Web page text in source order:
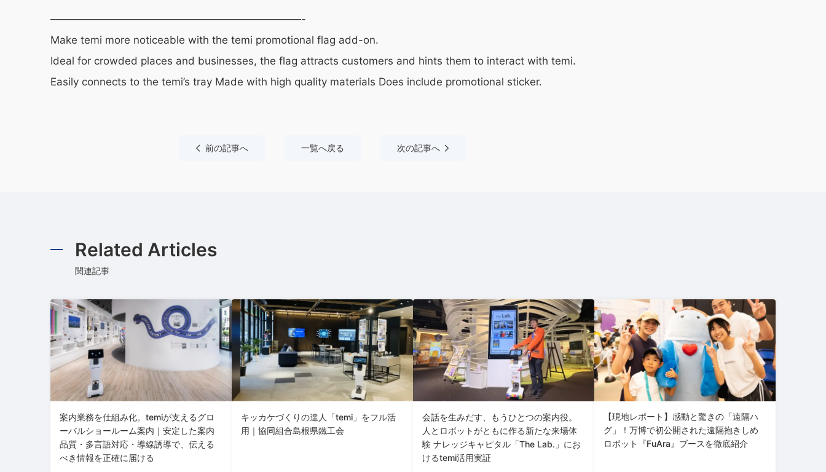
————————————————————————-
Make temi more noticeable with the temi promotional flag add-on.
Ideal for crowded places and businesses, the flag attracts customers and hints them to interact with temi.
Easily connects to the temi’s tray Made with high quality materials Does include promotional sticker.
前の記事へ 一覧へ戻る 次の記事へ
Related Articles
関連記事
案内業務を仕組み化。temiが支えるグロ
ーバルショールーム案内｜安定した案内
品質・多言語対応・導線誘導で、伝える
べき情報を正確に届ける
キッカケづくりの達人「temi」をフル活
用｜協同組合島根県鐵工会
会話を生みだす、もうひとつの案内役。
人とロボットがともに作る新たな来場体
験 ナレッジキャピタル「The Lab.」にお
けるtemi活用実証
【現地レポート】感動と驚きの「遠隔ハ
グ」！万博で初公開された遠隔抱きしめ
ロボット『FuAra』ブースを徹底紹介